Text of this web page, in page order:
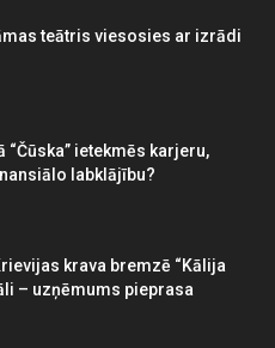
teātris viesosies ar izrādi
“Čūska” ietekmēs karjeru,
labklājību?
krava bremzē “Kālija
– uzņēmums pieprasa